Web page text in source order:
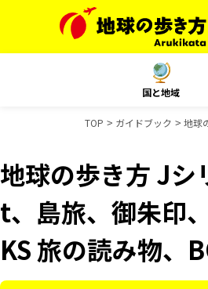
国と地域
TOP ガイドブック 地球
地球の歩き方 J
t、島旅、御朱印
KS 旅の読み物、